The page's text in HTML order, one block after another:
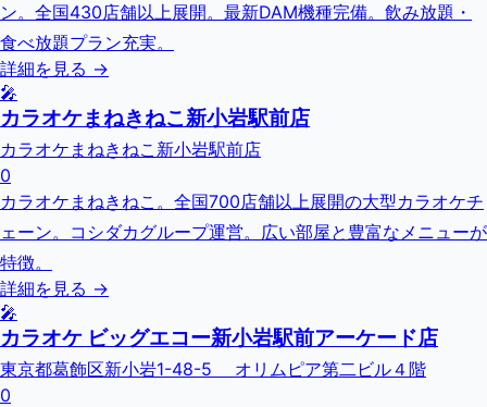
ン。全国430店舗以上展開。最新DAM機種完備。飲み放題・
食べ放題プラン充実。
詳細を見る →
🎤
カラオケまねきねこ新小岩駅前店
カラオケまねきねこ新小岩駅前店
0
カラオケまねきねこ。全国700店舗以上展開の大型カラオケチ
ェーン。コシダカグループ運営。広い部屋と豊富なメニューが
特徴。
詳細を見る →
🎤
カラオケ ビッグエコー新小岩駅前アーケード店
東京都葛飾区新小岩1-48-5 オリムピア第二ビル４階
0